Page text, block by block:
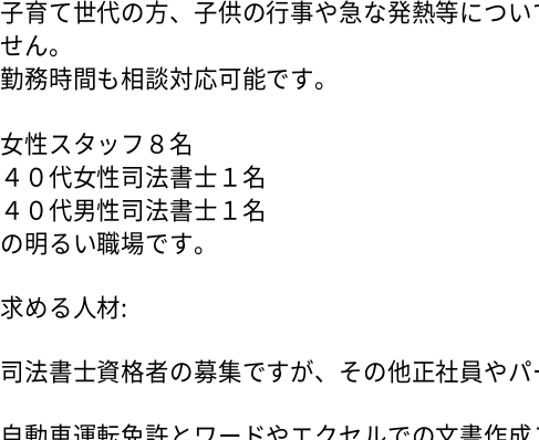
子育て世代の方、子供の行事や急な発熱等につ
せん。
勤務時間も相談対応可能です。
女性スタッフ８名
４０代女性司法書士１名
４０代男性司法書士１名
の明るい職場です。
求める人材:
司法書士資格者の募集ですが、その他正社員やパ